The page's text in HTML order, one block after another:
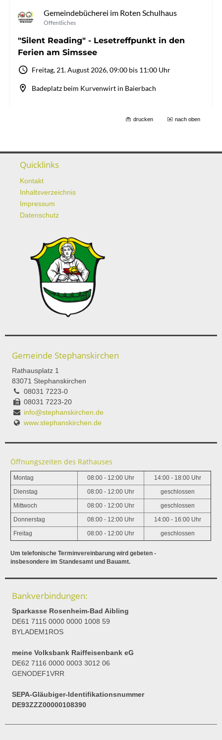
drucken nach oben
Quicklinks
Kontakt
Inhaltsverzeichnis
Impressum
Datenschutz
Gemeinde Stephanskirchen
Rathausplatz 1
83071 Stephanskirchen
08031 7223-0
08031 7223-20
info@stephanskirchen.de
www.stephanskirchen.de
Öffnungszeiten des Rathauses
Montag 08:00 - 12:00 Uhr 14:00 - 18:00 Uhr
Dienstag 08:00 - 12:00 Uhr geschlossen
Mittwoch 08:00 - 12:00 Uhr geschlossen
Donnerstag 08:00 - 12:00 Uhr 14:00 - 16:00 Uhr
Freitag 08:00 - 12:00 Uhr geschlossen
Um telefonische Terminvereinbarung wird gebeten -
insbesondere im Standesamt und Bauamt.
Bankverbindungen:
Sparkasse Rosenheim-Bad Aibling
DE61 7115 0000 0000 1008 59
BYLADEM1ROS
meine Volksbank Raiffeisenbank eG
DE62 7116 0000 0003 3012 06
GENODEF1VRR
SEPA-Gläubiger-Identifikationsnummer
DE93ZZZ00000108390